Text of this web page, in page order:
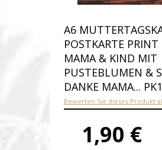
A6
POSTKARTE PRINT
MAMA & KIND MIT
PUSTEBLUMEN &
DANKE MAMA...
Bewerten Sie dieses Produkt
1,90 €